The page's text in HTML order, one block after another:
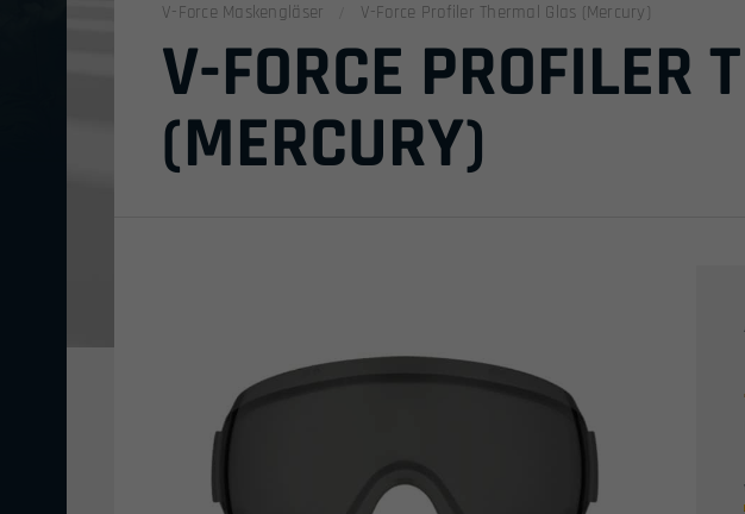
V-Force Maskengläser
V-Force Profiler Thermal Glas (Mercury)
V-FORCE PROFILER
(MERCURY)